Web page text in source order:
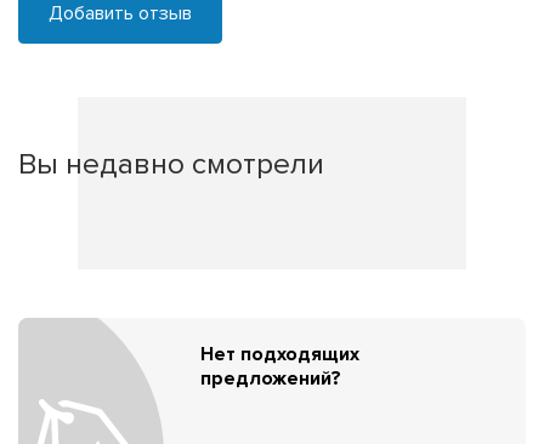
Добавить отзыв
Вы недавно смотрели
Нет подходящих
предложений?